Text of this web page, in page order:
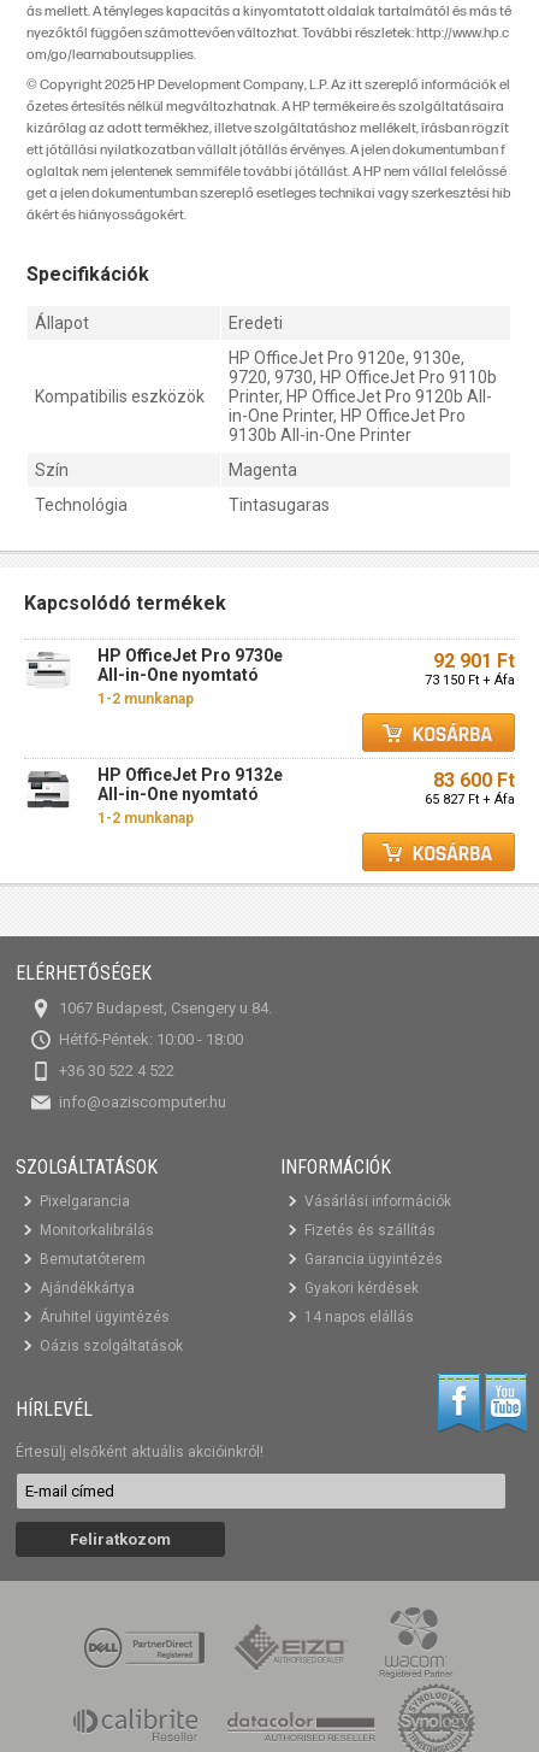
ás mellett. A tényleges kapacitás a kinyomtatott oldalak tartalmától és más té
nyezőktől függően számottevően változhat. További részletek: http://www.hp.c
om/go/learnaboutsupplies.
© Copyright 2025 HP Development Company, L.P. Az itt szereplő információk el
őzetes értesítés nélkül megváltozhatnak. A HP termékeire és szolgáltatásaira
kizárólag az adott termékhez, illetve szolgáltatáshoz mellékelt, írásban rögzít
ett jótállási nyilatkozatban vállalt jótállás érvényes. A jelen dokumentumban f
oglaltak nem jelentenek semmiféle további jótállást. A HP nem vállal felelőssé
get a jelen dokumentumban szereplő esetleges technikai vagy szerkesztési hib
ákért és hiányosságokért.
Specifikációk
Állapot Eredeti
Kompatibilis eszközök
HP OfficeJet Pro 9120e, 9130e,
9720, 9730, HP OfficeJet Pro 9110b
Printer, HP OfficeJet Pro 9120b All-
in-One Printer, HP OfficeJet Pro
9130b All-in-One Printer
Szín
Magenta
Technológia
Tintasugaras
Kapcsolódó termékek
HP OfficeJet Pro 9730e
All-in-One nyomtató
1-2 munkanap
92 901 Ft
73 150 Ft + Áfa
HP OfficeJet Pro 9132e
All-in-One nyomtató
1-2 munkanap
83 600 Ft
65 827 Ft + Áfa
ELÉRHETŐSÉGEK
1067 Budapest, Csengery u 84.
Hétfő-Péntek: 10:00 - 18:00
+36 30 522 4 522
info@oaziscomputer.hu
SZOLGÁLTATÁSOK
Pixelgarancia
Monitorkalibrálás
Bemutatóterem
Ajándékkártya
Áruhitel ügyintézés
Oázis szolgáltatások
INFORMÁCIÓK
Vásárlási információk
Fizetés és szállítás
Garancia ügyintézés
Gyakori kérdések
14 napos elállás
HÍRLEVÉL
Értesülj elsőként aktuális akcióinkról!